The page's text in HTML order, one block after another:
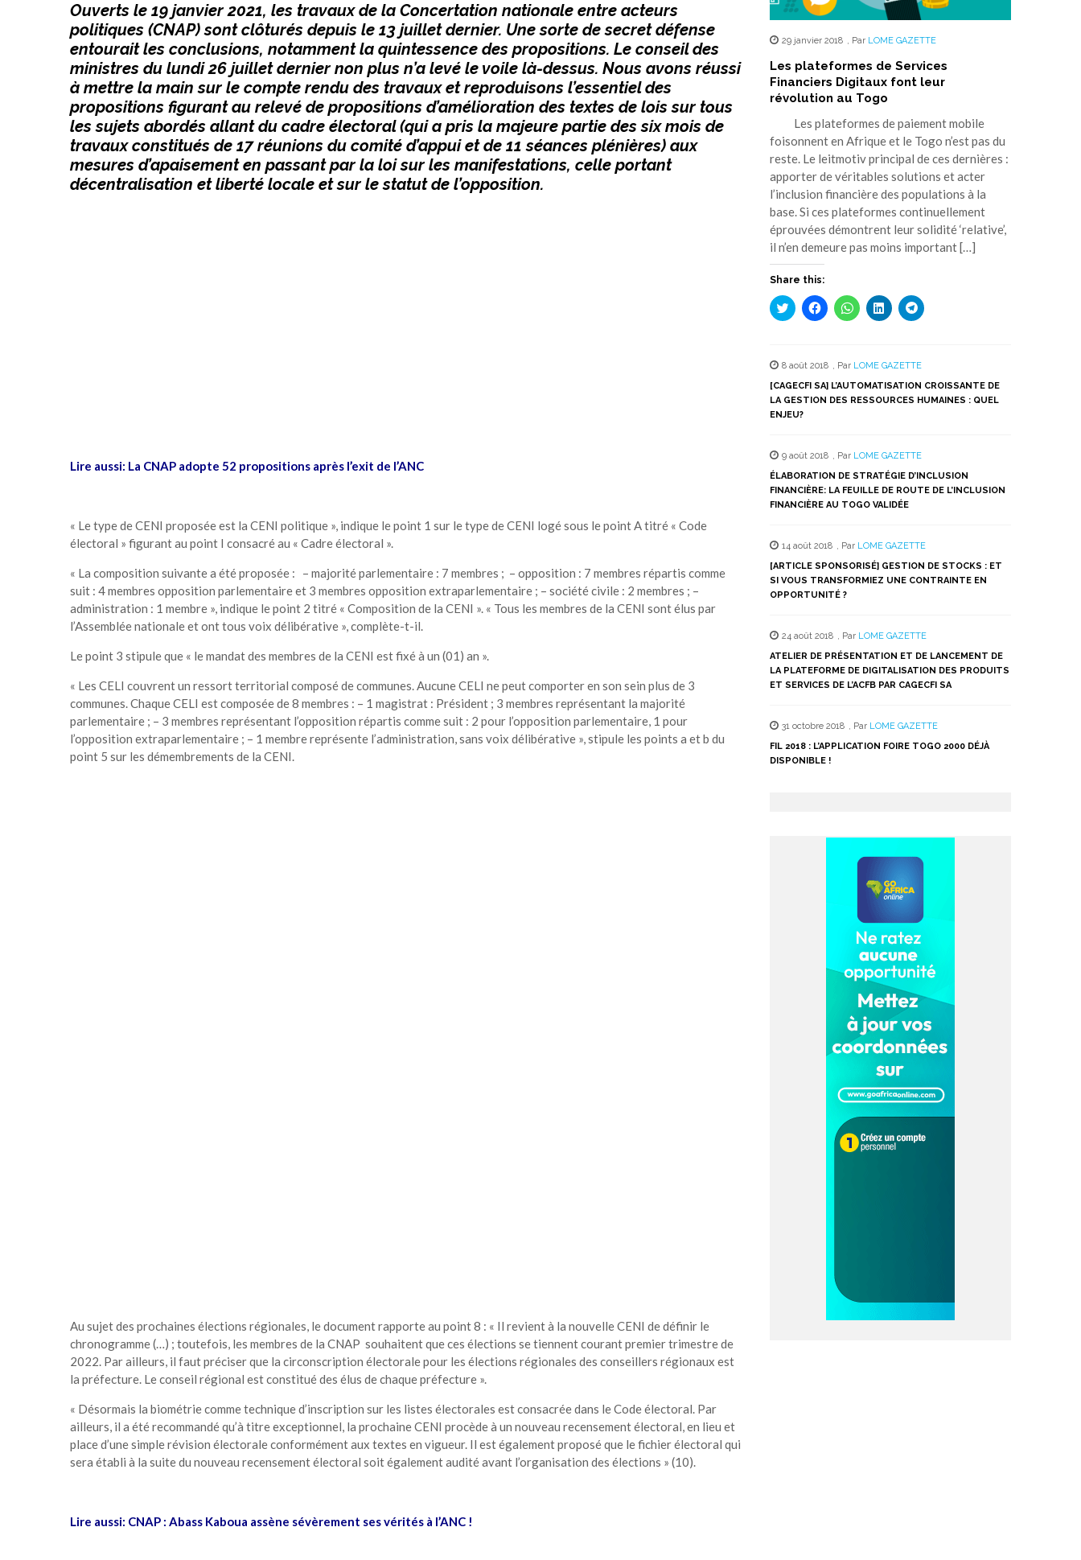
Ouverts le 19 janvier 2021, les travaux de la Concertation nationale entre acteurs
politiques (CNAP) sont clôturés depuis le 13 juillet dernier. Une sorte de secret défense
entourait les conclusions, notamment la quintessence des propositions. Le conseil des
ministres du lundi 26 juillet dernier non plus n’a levé le voile là-dessus. Nous avons réussi
à mettre la main sur le compte rendu des travaux et reproduisons l’essentiel des
propositions figurant au relevé de propositions d’amélioration des textes de lois sur tous
les sujets abordés allant du cadre électoral (qui a pris la majeure partie des six mois de
travaux constitués de 17 réunions du comité d’appui et de 11 séances plénières) aux
mesures d’apaisement en passant par la loi sur les manifestations, celle portant
décentralisation et liberté locale et sur le statut de l’opposition.
Lire aussi: La CNAP adopte 52 propositions après l’exit de l’ANC
« Le type de CENI proposée est la CENI politique », indique le point 1 sur le type de CENI logé sous le point A titré « Code
électoral » figurant au point I consacré au « Cadre électoral ».
« La composition suivante a été proposée : – majorité parlementaire : 7 membres ; – opposition : 7 membres répartis comme
suit : 4 membres opposition parlementaire et 3 membres opposition extraparlementaire ; – société civile : 2 membres ; –
administration : 1 membre », indique le point 2 titré « Composition de la CENI ». « Tous les membres de la CENI sont élus par
l’Assemblée nationale et ont tous voix délibérative », complète-t-il.
Le point 3 stipule que « le mandat des membres de la CENI est fixé à un (01) an ».
« Les CELI couvrent un ressort territorial composé de communes. Aucune CELI ne peut comporter en son sein plus de 3
communes. Chaque CELI est composée de 8 membres : – 1 magistrat : Président ; 3 membres représentant la majorité
parlementaire ; – 3 membres représentant l’opposition répartis comme suit : 2 pour l’opposition parlementaire, 1 pour
l’opposition extraparlementaire ; – 1 membre représente l’administration, sans voix délibérative », stipule les points a et b du
point 5 sur les démembrements de la CENI.
Au sujet des prochaines élections régionales, le document rapporte au point 8 : « Il revient à la nouvelle CENI de définir le
chronogramme (…) ; toutefois, les membres de la CNAP souhaitent que ces élections se tiennent courant premier trimestre de
2022. Par ailleurs, il faut préciser que la circonscription électorale pour les élections régionales des conseillers régionaux est
la préfecture. Le conseil régional est constitué des élus de chaque préfecture ».
« Désormais la biométrie comme technique d’inscription sur les listes électorales est consacrée dans le Code électoral. Par
ailleurs, il a été recommandé qu’à titre exceptionnel, la prochaine CENI procède à un nouveau recensement électoral, en lieu et
place d’une simple révision électorale conformément aux textes en vigueur. Il est également proposé que le fichier électoral qui
sera établi à la suite du nouveau recensement électoral soit également audité avant l’organisation des élections » (10).
Lire aussi: CNAP : Abass Kaboua assène sévèrement ses vérités à l’ANC !
29 janvier 2018 , Par LOME GAZETTE
Les plateformes de Services
Financiers Digitaux font leur
révolution au Togo
Les plateformes de paiement mobile
foisonnent en Afrique et le Togo n’est pas du
reste. Le leitmotiv principal de ces dernières :
apporter de véritables solutions et acter
l’inclusion financière des populations à la
base. Si ces plateformes continuellement
éprouvées démontrent leur solidité ‘relative’,
il n’en demeure pas moins important […]
Share this:
Cliquez
pour
une
nouvelle
fenêtre)
Cliquez
pour
une
nouvelle
fenêtre)
Cliquez
pour
une
nouvelle
fenêtre)
Cliquez
pour
une
nouvelle
fenêtre)
Cliquez
pour
une
nouvelle
fenêtre)
8 août 2018 , Par LOME GAZETTE
[CAGECFI SA] L’AUTOMATISATION CROISSANTE DE
LA GESTION DES RESSOURCES HUMAINES : QUEL
ENJEU?
9 août 2018 , Par LOME GAZETTE
ÉLABORATION DE STRATÉGIE D’INCLUSION
FINANCIÈRE: LA FEUILLE DE ROUTE DE L’INCLUSION
FINANCIÈRE AU TOGO VALIDÉE
14 août 2018 , Par LOME GAZETTE
[ARTICLE SPONSORISÉ] GESTION DE STOCKS : ET
SI VOUS TRANSFORMIEZ UNE CONTRAINTE EN
OPPORTUNITÉ ?
24 août 2018 , Par LOME GAZETTE
ATELIER DE PRÉSENTATION ET DE LANCEMENT DE
LA PLATEFORME DE DIGITALISATION DES PRODUITS
ET SERVICES DE L’ACFB PAR CAGECFI SA
31 octobre 2018 , Par LOME GAZETTE
FIL 2018 : L’APPLICATION FOIRE TOGO 2000 DÉJÀ
DISPONIBLE !